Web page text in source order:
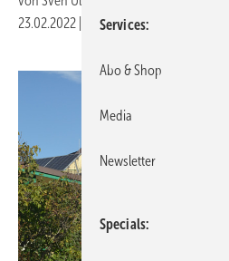
23.02.2022
Druckvorschau
Services
Abo & Shop
Media
Newsletter
Specials